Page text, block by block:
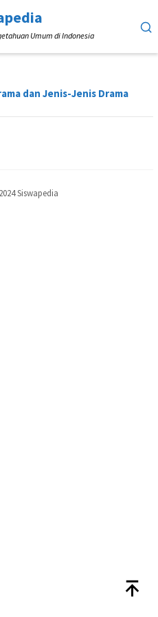
Umum di Indonesia
dan Jenis-Jenis Drama
Siswapedia